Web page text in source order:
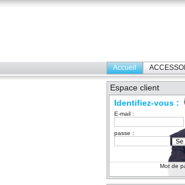
Accueil
Espace client
Identifiez-vous :
E-mail :
passe :
Mot de